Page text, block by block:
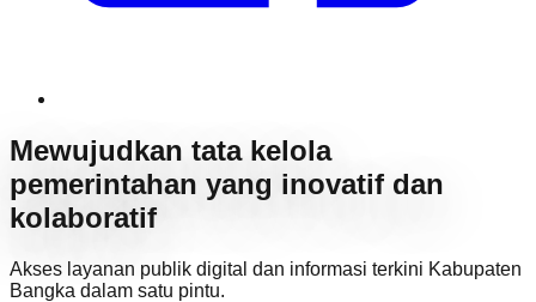
Mewujudkan tata kelola
pemerintahan yang inovatif dan
kolaboratif
Akses layanan publik digital dan informasi terkini Kabupaten
Bangka dalam satu pintu.